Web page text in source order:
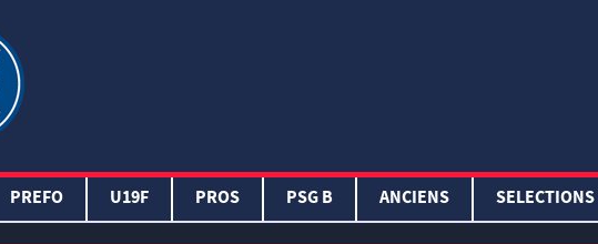
PREFO U19F PROS PSG B ANCIENS SELECTIONS